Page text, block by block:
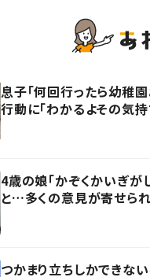
息子「何回行ったら幼稚
行動に「わかるよその気持
4歳の娘「かぞくかいぎが
と…多くの意見が寄せられ
つかまり立ちしかできな